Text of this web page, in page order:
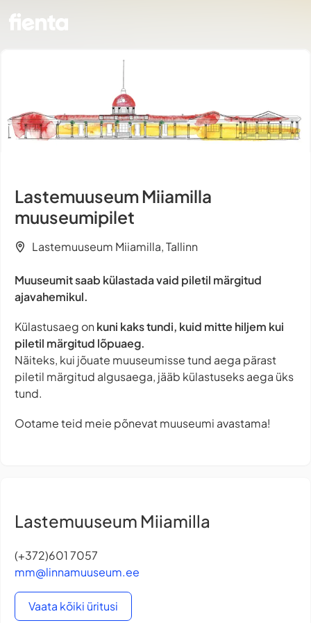
Lastemuuseum Miiamilla
muuseumipilet
Lastemuuseum Miiamilla, Tallinn
Muuseumit saab külastada vaid piletil märgitud
ajavahemikul.
Külastusaeg on kuni kaks tundi, kuid mitte hiljem kui
piletil märgitud lõpuaeg.
Näiteks, kui jõuate muuseumisse tund aega pärast
piletil märgitud algusaega, jääb külastuseks aega üks
tund.
Ootame teid meie põnevat muuseumi avastama!
Lastemuuseum Miiamilla
(+372)601 7057
mm@linnamuuseum.ee
Vaata kõiki üritusi